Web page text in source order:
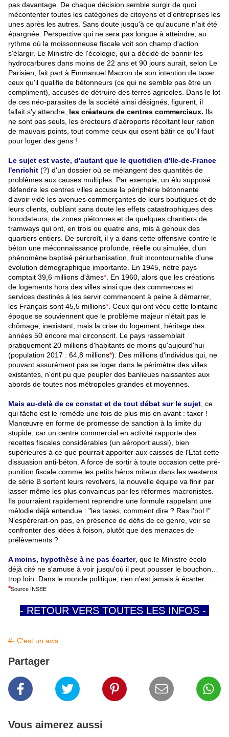
pas davantage. De chaque décision semble surgir de quoi
mécontenter toutes les catégories de citoyens et d'entreprises les
unes après les autres. Sans doute jusqu'à ce qu'aucune n'ait été
épargnée. Perspective qui ne sera pas longue à atteindre, au
rythme où la moissonneuse fiscale voit son champ d'action
s'élargir. Le Ministre de l'écologie, qui a décidé de bannir les
hydrocarbures dans moins de 22 ans et 90 jours aurait, selon Le
Parisien, fait part à Emmanuel Macron de son intention de taxer
ceux qu'il qualifie de bétonneurs (ce qui ne semble pas être un
compliment), accusés de détruire des terres agricoles. Dans le lot
de ces néo-parasites de la société ainsi désignés, figurent, il
fallait s'y attendre, les créateurs de centres commerciaux. Ils
ne sont pas seuls, les érecteurs d'aéroports récoltant leur ration
de mauvais points, tout comme ceux qui osent bâtir ce qu'il faut
pour loger des gens !
Le sujet est vaste, d'autant que le quotidien d'Ile-de-France
l'enrichit (?) d'un dossier où se mélangent des quantités de
problèmes aux causes multiples. Par exemple, un élu supposé
défendre les centres villes accuse la périphérie bétonnante
d'avoir vidé les avenues commerçantes de leurs boutiques et de
leurs clients, oubliant sans doute les effets catastrophiques des
horodateurs, de zones piétonnes et de quelques chantiers de
tramways qui ont, en trois ou quatre ans, mis à genoux des
quartiers entiers. De surcroît, il y a dans cette offensive contre le
béton une méconnaissance profonde, réelle ou simulée, d'un
phénomène baptisé périurbanisation, fruit incontournable d'une
évolution démographique importante. En 1945, notre pays
comptait 39,6 millions d'âmes* . En 1960, alors que les créations
de logements hors des villes ainsi que des commerces et
services destinés à les servir commencent à peine à démarrer,
les Français sont 45,5 millions* . Ceux qui ont vécu cette lointaine
époque se souviennent que le problème majeur n'était pas le
chômage, inexistant, mais la crise du logement, héritage des
années 50 encore mal circonscrit. Le pays rassemblait
pratiquement 20 millions d'habitants de moins qu'aujourd'hui
(population 2017 : 64,8 millions*). Des millions d'individus qui, ne
pouvant assurément pas se loger dans le périmètre des villes
existantes, n'ont pu que peupler des banlieues naissantes aux
abords de toutes nos métropoles grandes et moyennes.
Mais au-delà de ce constat et de tout débat sur le sujet , ce
qui fâche est le remède une fois de plus mis en avant : taxer !
Manœuvre en forme de promesse de sanction à la limite du
stupide, car un centre commercial en activité rapporte des
recettes fiscales considérables (un aéroport aussi), bien
supérieures à ce que pourrait apporter aux caisses de l'Etat cette
dissuasion anti-béton. A force de sortir à toute occasion cette pré-
punition fiscale comme les petits héros miteux dans les westerns
de série B sortent leurs revolvers, la nouvelle équipe va finir par
lasser même les plus convaincus par les réformes macronistes.
Ils pourraient rapidement reprendre une formule rappelant une
mélodie déjà entendue : "les taxes, comment dire ? Ras l'bol !"
N’espérerait-on pas, en présence de défis de ce genre, voir se
confronter des idées à foison, plutôt que des menaces de
prélèvements ?
A moins, hypothèse à ne pas écarter, que le Ministre écolo
déjà cité ne s'amuse à voir jusqu'où il peut pousser le bouchon…
trop loin. Dans le monde politique, rien n'est jamais à écarter…
*Source INSEE
- RETOUR VERS TOUTES LES INFOS -
#- C'est un avis
Partager
Vous aimerez aussi